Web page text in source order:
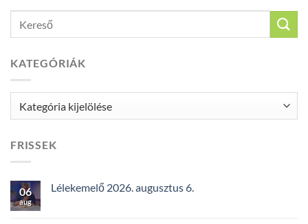
KATEGÓRIÁK
FRISSEK
06
aug
Lélekemelő 2026. augusztus 6.